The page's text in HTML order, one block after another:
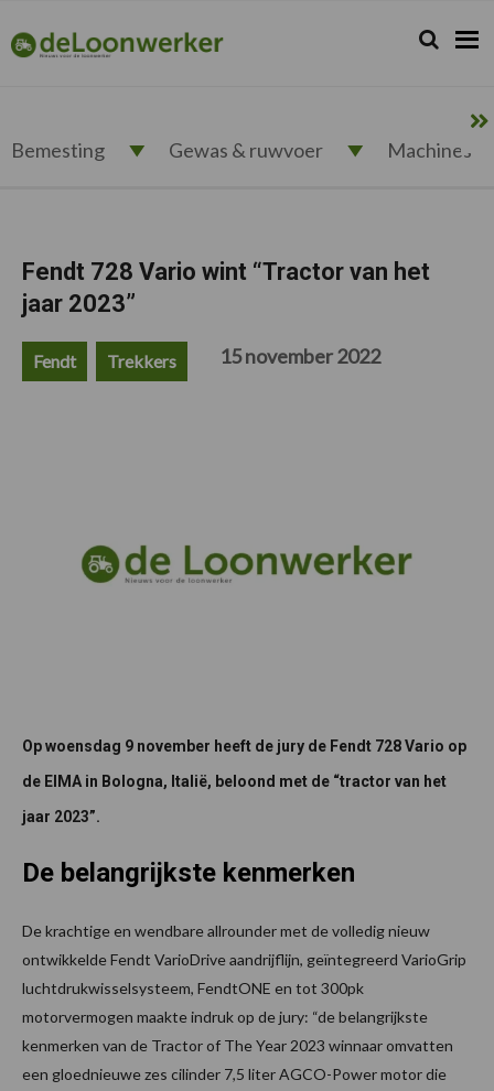
de
hoofdnavigatie
de
hoofd
de
eerste
de
voettekst
deloonwerker.nl Zoeken...
Zoek
Bemesting Gewas & ruwvoer Machines
Fendt 728 Vario wint “Tractor van het
jaar 2023”
Fendt Trekkers 15 november 2022
Op woensdag 9 november heeft de jury de Fendt 728 Vario op
de EIMA in Bologna, Italië, beloond met de “tractor van het
jaar 2023”.
De belangrijkste kenmerken
De krachtige en wendbare allrounder met de volledig nieuw
ontwikkelde Fendt VarioDrive aandrijflijn, geïntegreerd VarioGrip
luchtdrukwisselsysteem, FendtONE en tot 300pk
motorvermogen maakte indruk op de jury: “de belangrijkste
kenmerken van de Tractor of The Year 2023 winnaar omvatten
een gloednieuwe zes cilinder 7,5 liter AGCO-Power motor die